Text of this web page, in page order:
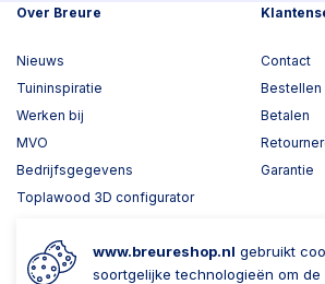
Over Breure
Nieuws
Tuininspiratie
Werken bij
MVO
Bedrijfsgegevens
Toplawood 3D configurator
Contact
Bestellen
Betalen
Garantie
Wil je ons volgen? Zaken
www.breureshop.nl gebruikt
soortgelijke technologieën om de